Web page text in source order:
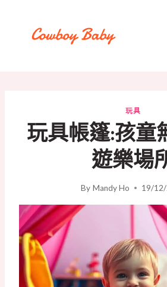
content
玩具
玩具帳篷:孩童
遊樂場
By Mandy Ho 19/